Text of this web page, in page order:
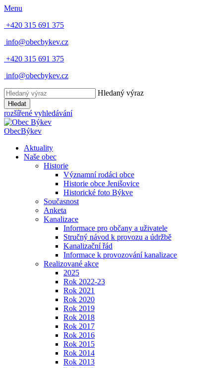
Menu
+420 315 691 375
info@obecbykev.cz
+420 315 691 375
info@obecbykev.cz
Hledaný výraz
Hledat
rozšířené vyhledávání
ObecBýkev
Aktuality
Naše obec
Historie
Významní rodáci obce
Historie obce Jenišovice
Historické foto Býkve
Současnost
Anketa
Kanalizace
Informace pro občany a uživatele
Stručný návod k provozu a údržbě
Kanalizační řád
Informace k provozování kanalizace
Realizované akce
2025
Rok 2022-23
Rok 2021
Rok 2020
Rok 2019
Rok 2018
Rok 2017
Rok 2016
Rok 2015
Rok 2014
Rok 2013